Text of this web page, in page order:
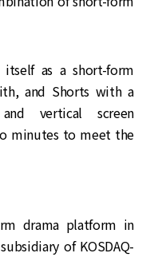
as a short-form
and Shorts with a
vertical screen
minutes to meet the
drama platform in
of KOSDAQ-